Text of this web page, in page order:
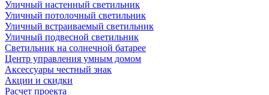
Уличный настенный светильник
Уличный потолочный светильник
Уличный встраиваемый светильник
Уличный подвесной светильник
Светильник на солнечной батарее
Центр управления умным домом
Аксессуары честный знак
Акции и скидки
Расчет проекта